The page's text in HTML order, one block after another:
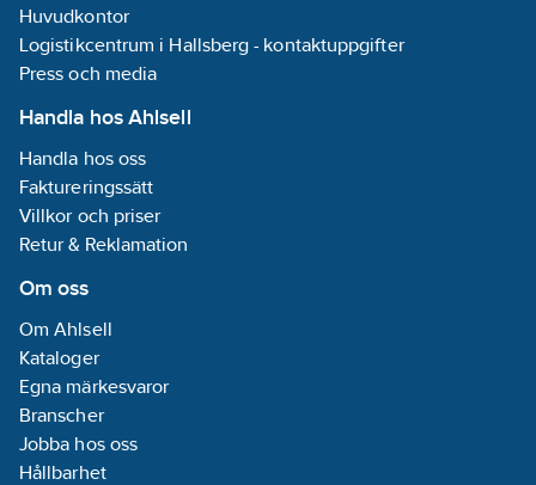
Huvudkontor
Logistikcentrum i Hallsberg - kontaktuppgifter
Press och media
Handla hos Ahlsell
Handla hos oss
Faktureringssätt
Villkor och priser
Retur & Reklamation
Om oss
Om Ahlsell
Kataloger
Egna märkesvaror
Branscher
Jobba hos oss
Hållbarhet